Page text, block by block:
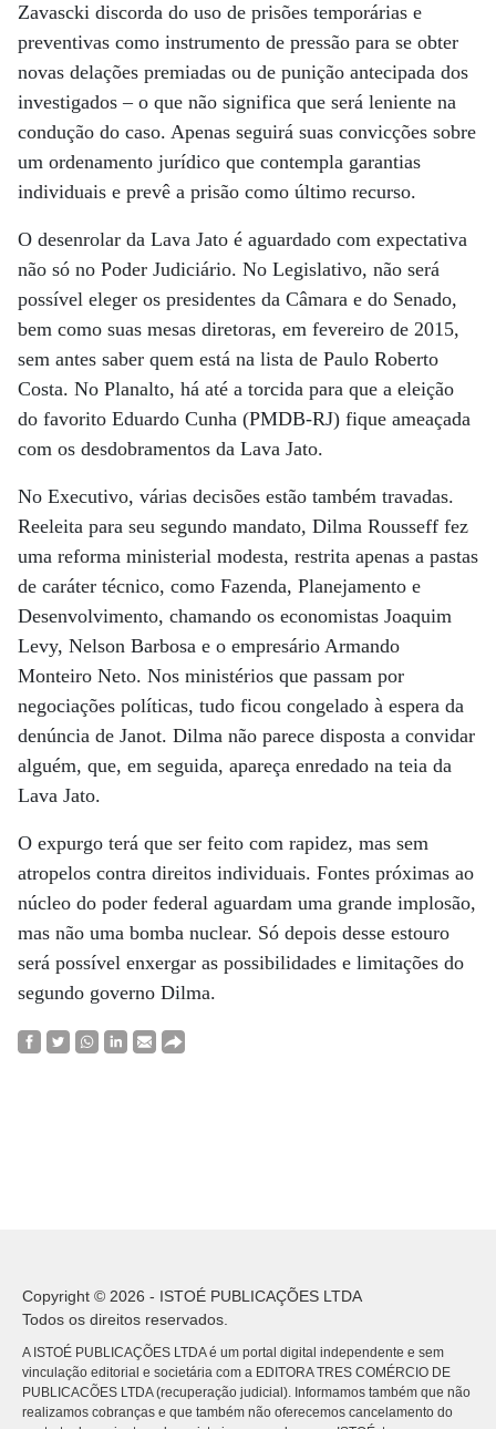
Zavascki discorda do uso de prisões temporárias e
preventivas como instrumento de pressão para se obter
novas delações premiadas ou de punição antecipada dos
investigados – o que não significa que será leniente na
condução do caso. Apenas seguirá suas convicções sobre
um ordenamento jurídico que contempla garantias
individuais e prevê a prisão como último recurso.
O desenrolar da Lava Jato é aguardado com expectativa
não só no Poder Judiciário. No Legislativo, não será
possível eleger os presidentes da Câmara e do Senado,
bem como suas mesas diretoras, em fevereiro de 2015,
sem antes saber quem está na lista de Paulo Roberto
Costa. No Planalto, há até a torcida para que a eleição
do favorito Eduardo Cunha (PMDB-RJ) fique ameaçada
com os desdobramentos da Lava Jato.
No Executivo, várias decisões estão também travadas.
Reeleita para seu segundo mandato, Dilma Rousseff fez
uma reforma ministerial modesta, restrita apenas a pastas
de caráter técnico, como Fazenda, Planejamento e
Desenvolvimento, chamando os economistas Joaquim
Levy, Nelson Barbosa e o empresário Armando
Monteiro Neto. Nos ministérios que passam por
negociações políticas, tudo ficou congelado à espera da
denúncia de Janot. Dilma não parece disposta a convidar
alguém, que, em seguida, apareça enredado na teia da
Lava Jato.
O expurgo terá que ser feito com rapidez, mas sem
atropelos contra direitos individuais. Fontes próximas ao
núcleo do poder federal aguardam uma grande implosão,
mas não uma bomba nuclear. Só depois desse estouro
será possível enxergar as possibilidades e limitações do
segundo governo Dilma.
Copyright © 2026 - ISTOÉ PUBLICAÇÕES LTDA
Todos os direitos reservados.
A ISTOÉ PUBLICAÇÕES LTDA é um portal digital independente e sem
vinculação editorial e societária com a EDITORA TRES COMÉRCIO DE
PUBLICACÕES LTDA (recuperação judicial). Informamos também que não
realizamos cobranças e que também não oferecemos cancelamento do